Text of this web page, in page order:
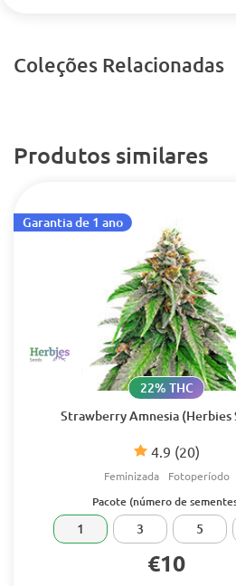
Coleções Relacionadas
Produtos similares
Strawberry Amnesia (Herbies
4.9 (20)
22% THC
Feminizada Fotoperíodo
Garantia de 1 ano
Pacote (número de
1 3 5
€10